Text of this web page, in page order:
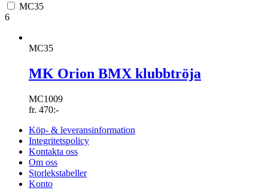
MC35
6
MC35
MK Orion BMX klubbtröja
MC1009
fr. 470:-
Köp- & leveransinformation
Integritetspolicy
Kontakta oss
Om oss
Storlekstabeller
Konto